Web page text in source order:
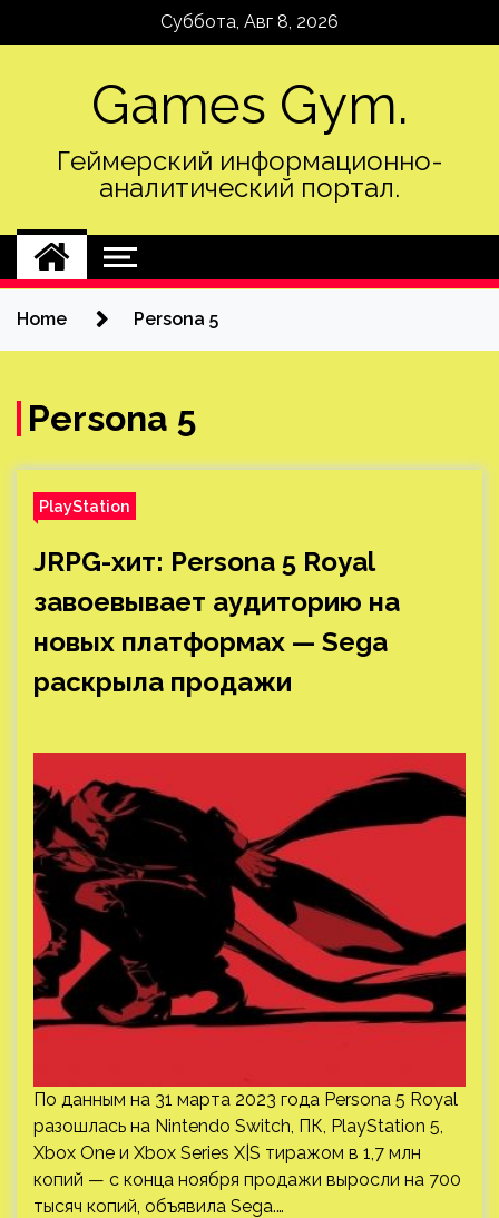
Суббота, Авг 8, 2026
Games Gym.
Геймерский информационно-
аналитический портал.
Home Persona 5
Persona 5
PlayStation
JRPG-хит: Persona 5 Royal
завоевывает аудиторию на
новых платформах — Sega
раскрыла продажи
По данным на 31 марта 2023 года Persona 5 Royal
разошлась на Nintendo Switch, ПК, PlayStation 5,
Xbox One и Xbox Series X|S тиражом в 1,7 млн
копий — с конца ноября продажи выросли на 700
тысяч копий, объявила Sega.…